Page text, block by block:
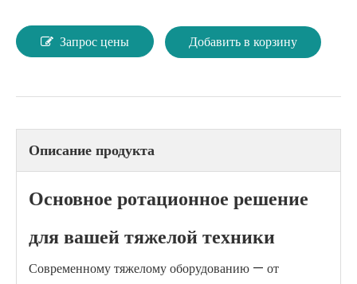
Запрос цены Добавить в корзину
Описание продукта
Основное ротационное решение
для вашей тяжелой техники
Современному тяжелому оборудованию — от